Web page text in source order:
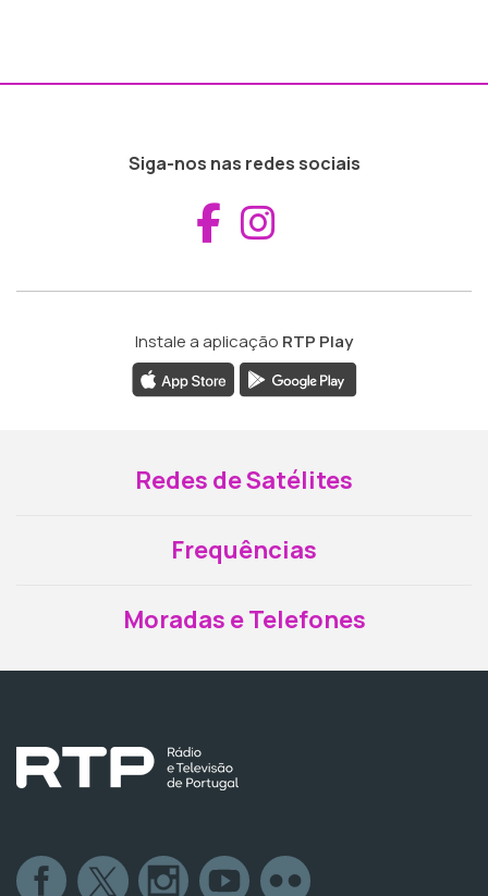
Siga-nos nas redes sociais
Aceder ao
Instale a aplicação RTP Play
Redes de Satélites
Frequências
Moradas e Telefones